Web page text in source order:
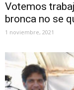
Votemos
bronca no se
1 noviembre, 2021